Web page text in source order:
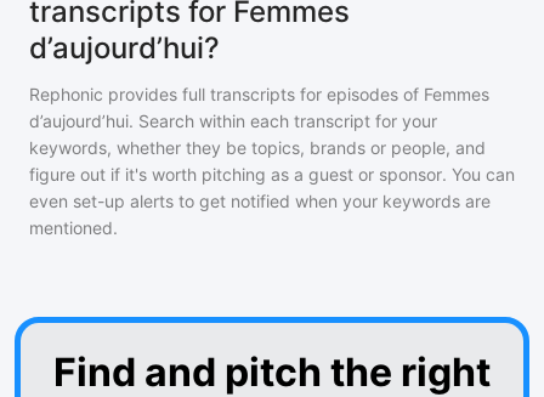
transcripts for Femmes
d’aujourd’hui?
Rephonic provides full transcripts for episodes of Femmes
d’aujourd’hui. Search within each transcript for your
keywords, whether they be topics, brands or people, and
figure out if it's worth pitching as a guest or sponsor. You can
even set-up alerts to get notified when your keywords are
mentioned.
Find and pitch the right